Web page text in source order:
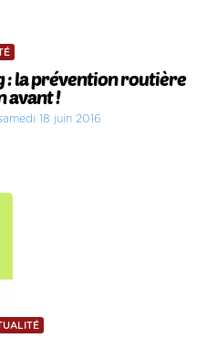
: la prévention routière
avant !
18 juin 2016